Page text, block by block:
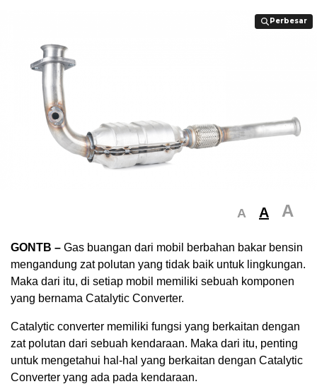
Perbesar
Perbesar
A A A
GONTB – Gas buangan dari mobil berbahan bakar bensin
mengandung zat polutan yang tidak baik untuk lingkungan.
Maka dari itu, di setiap mobil memiliki sebuah komponen
yang bernama Catalytic Converter.
Catalytic converter memiliki fungsi yang berkaitan dengan
zat polutan dari sebuah kendaraan. Maka dari itu, penting
untuk mengetahui hal-hal yang berkaitan dengan Catalytic
Converter yang ada pada kendaraan.